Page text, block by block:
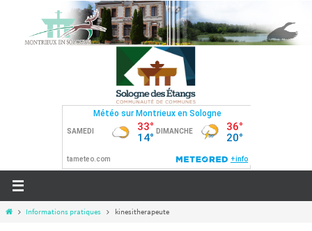
contenu
HomeInformations pratiques kinesitherapeute